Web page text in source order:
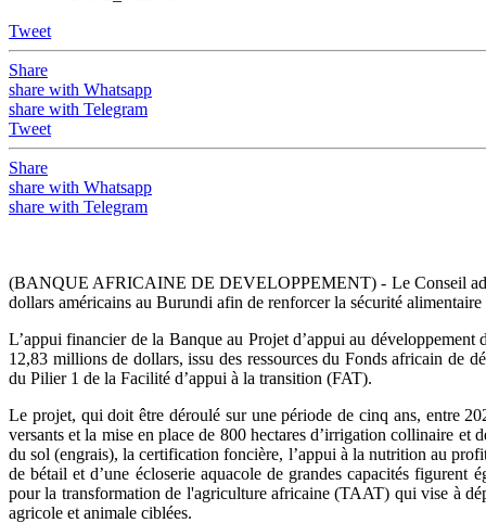
Tweet
Share
share with Whatsapp
share with Telegram
Tweet
Share
share with Whatsapp
share with Telegram
(BANQUE AFRICAINE DE DEVELOPPEMENT) - Le Conseil
dollars américains au Burundi afin de renforcer la sécurité
L’appui financier de la Banque au Projet d’appui au
12,83 millions de dollars, issu des ressources du Fonds africain de
du Pilier 1 de la Facilité d’appui à la transition (FAT).
Le projet, qui doit être déroulé sur une période de cinq ans, entre
versants et la mise en place de 800 hectares d’irrigation collinaire
du sol (engrais), la certification foncière, l’appui à la nutrition au
de bétail et d’une écloserie aquacole de grandes capacités
pour la transformation de l'agriculture africaine (TAAT) qui vise à
agricole et animale ciblées.